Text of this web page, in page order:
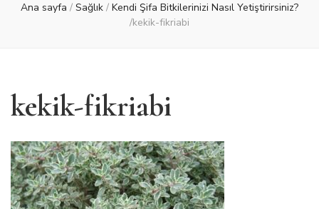
Ana sayfa / Sağlık / Kendi Şifa Bitkilerinizi Nasıl Yetiştirirsiniz?
/kekik-fikriabi
kekik-fikriabi